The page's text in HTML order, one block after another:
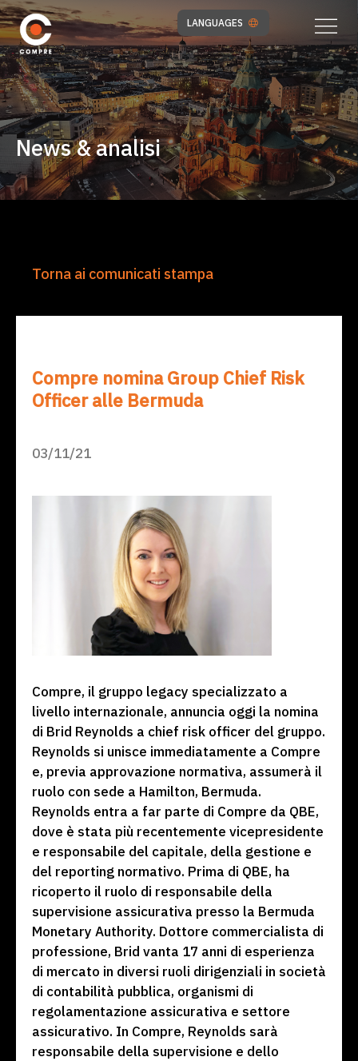
LANGUAGES
News & analisi
Torna ai comunicati stampa
Compre nomina Group Chief Risk
Officer alle Bermuda
03/11/21
Compre, il gruppo legacy specializzato a
livello internazionale, annuncia oggi la nomina
di Brid Reynolds a chief risk officer del gruppo.
Reynolds si unisce immediatamente a Compre
e, previa approvazione normativa, assumerà il
ruolo con sede a Hamilton, Bermuda.
Reynolds entra a far parte di Compre da QBE,
dove è stata più recentemente vicepresidente
e responsabile del capitale, della gestione e
del reporting normativo. Prima di QBE, ha
ricoperto il ruolo di responsabile della
supervisione assicurativa presso la Bermuda
Monetary Authority. Dottore commercialista di
professione, Brid vanta 17 anni di esperienza
di mercato in diversi ruoli dirigenziali in società
di contabilità pubblica, organismi di
regolamentazione assicurativa e settore
assicurativo. In Compre, Reynolds sarà
responsabile della supervisione e dello